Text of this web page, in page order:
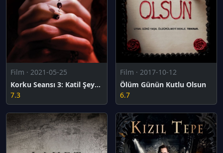
Film · 2021-05-25
Korku Seansı 3: Katil Şeytan
7.3
Film · 2017-10-12
Ölüm Günün Kutlu Olsun
6.7